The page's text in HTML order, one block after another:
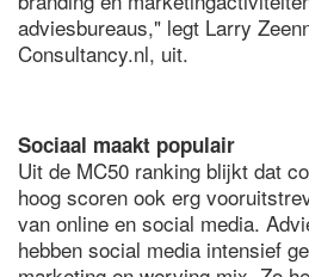
adviesbureaus," legt Larry
Consultancy.nl, uit.
Sociaal maakt populair
Uit de MC50 ranking blijkt dat
hoog scoren ook erg
van online en social media.
hebben social media intensief